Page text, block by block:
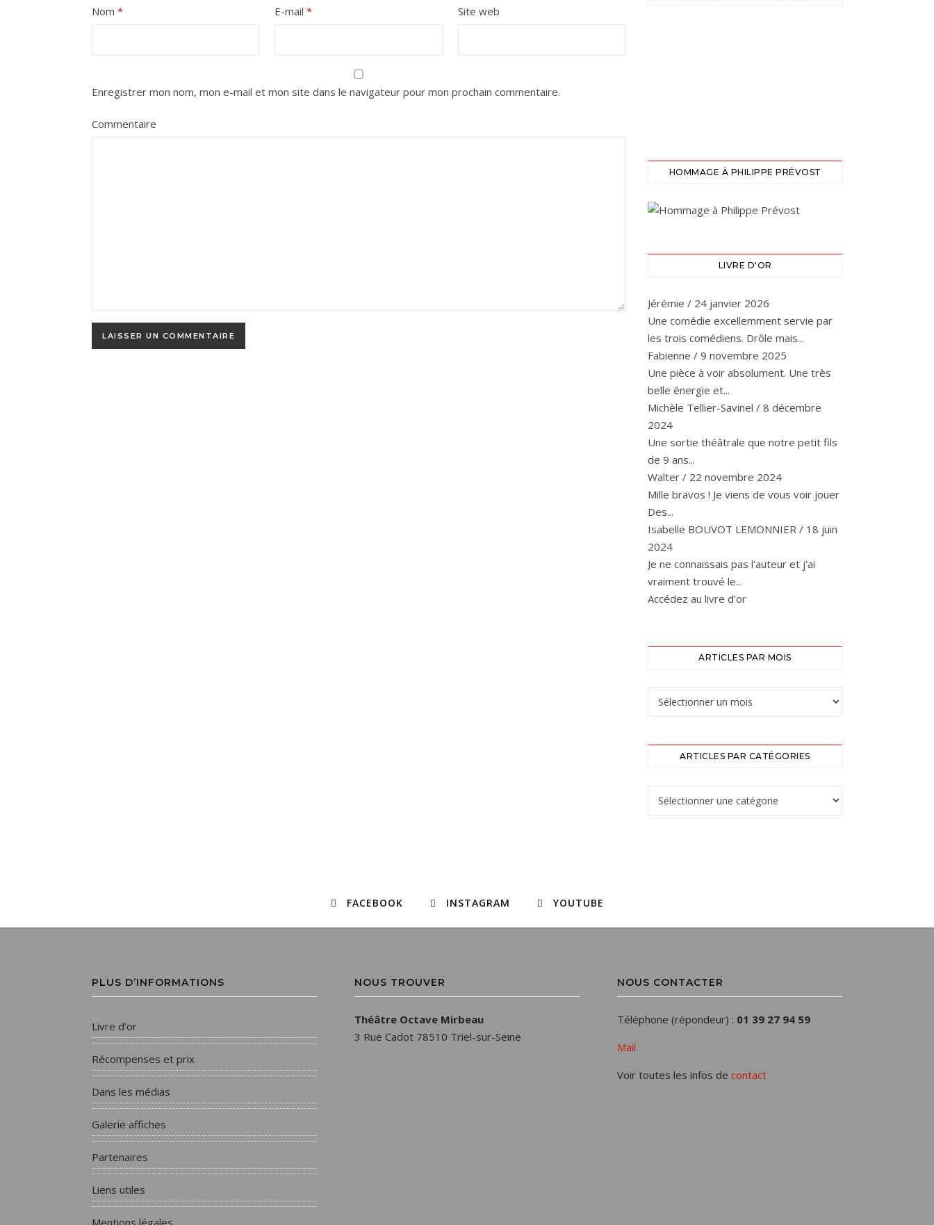
Nom * E-mail* Site web
Enregistrer mon nom, mon e-mail et mon site dans le navigateur pour mon prochain commentaire.
Commentaire
HOMMAGE À PHILIPPE PRÉVOST
LIVRE D'OR
Jérémie / 24 janvier 2026
Une comédie excellemment servie par
les trois comédiens. Drôle mais...
Fabienne / 9 novembre 2025
Une pièce à voir absolument. Une très
belle énergie et...
Michèle Tellier-Savinel / 8 décembre
2024
Une sortie théâtrale que notre petit fils
de 9 ans...
Walter / 22 novembre 2024
Mille bravos ! Je viens de vous voir jouer
Des...
Isabelle BOUVOT LEMONNIER / 18 juin
2024
Je ne connaissais pas l'auteur et j'ai
vraiment trouvé le...
Accédez au livre d’or
ARTICLES PAR MOIS
ARTICLES PAR CATÉGORIES
FACEBOOK INSTAGRAM YOUTUBE
PLUS D’INFORMATIONS
Livre d’or
Récompenses et prix
Dans les médias
Galerie affiches
Partenaires
Liens utiles
Mentions légales
NOUS TROUVER
Théâtre Octave Mirbeau
3 Rue Cadot 78510 Triel-sur-Seine
NOUS CONTACTER
Téléphone (répondeur) : 01 39 27 94 59
Mail
Voir toutes les infos de contact